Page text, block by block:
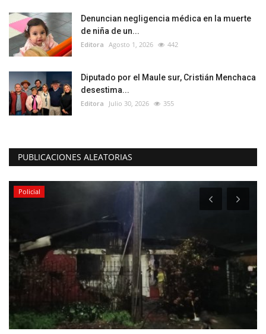
Denuncian negligencia médica en la muerte
de niña de un...
Editora Agosto 1, 2026 442
Diputado por el Maule sur, Cristián Menchaca
desestima...
Editora Julio 30, 2026 355
PUBLICACIONES ALEATORIAS
Policial